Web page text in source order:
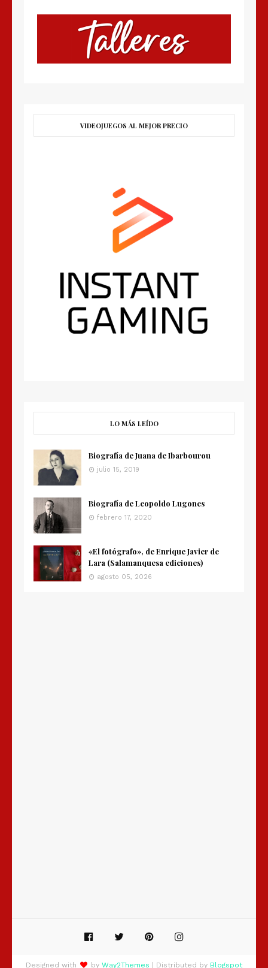
VIDEOJUEGOS AL MEJOR PRECIO
LO MÁS LEÍDO
Biografía de Juana de Ibarbourou
julio 15, 2019
Biografía de Leopoldo Lugones
febrero 17, 2020
«El fotógrafo», de Enrique Javier de
Lara (Salamanquesa ediciones)
agosto 05, 2026
Designed with by Way2Themes | Distributed by Blogspot